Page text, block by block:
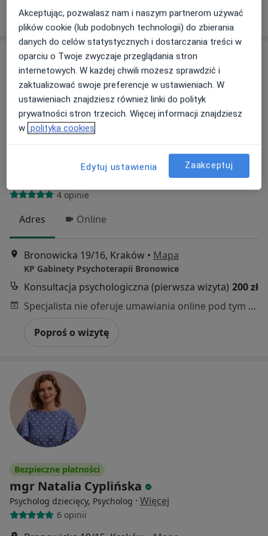
Poproś o wizytę
mgr Gabriela Stęchły
Więcej
4 opinie
Adres Online
Bronowicka 19/16, Kraków • Mapa
KP Gabinety Psychoterapii Bronowice
Konsultacja psychologiczna (pierwsza wizyta) 200 zł
Specjalista nie oferuje umawiania online pod tym adresem.
Poproś o wizytę
Bezpieczne płatności
mgr Natalia Cyplińska
Psycholog dziecięcy, Psycholog · Więcej
6 opinii
Akceptując, pozwalasz nam i naszym partnerom używać
plików cookie (lub podobnych technologii) do zbierania
danych do celów statystycznych i dostarczania treści w
oparciu o Twoje zwyczaje przeglądania stron
internetowych. W każdej chwili możesz sprawdzić i
zaktualizować swoje preferencje w ustawieniach. W
ustawieniach znajdziesz również linki do polityk
prywatności stron trzecich. Więcej informacji znajdziesz
w polityka cookies
Edytuj ustawienia Zaakceptuj